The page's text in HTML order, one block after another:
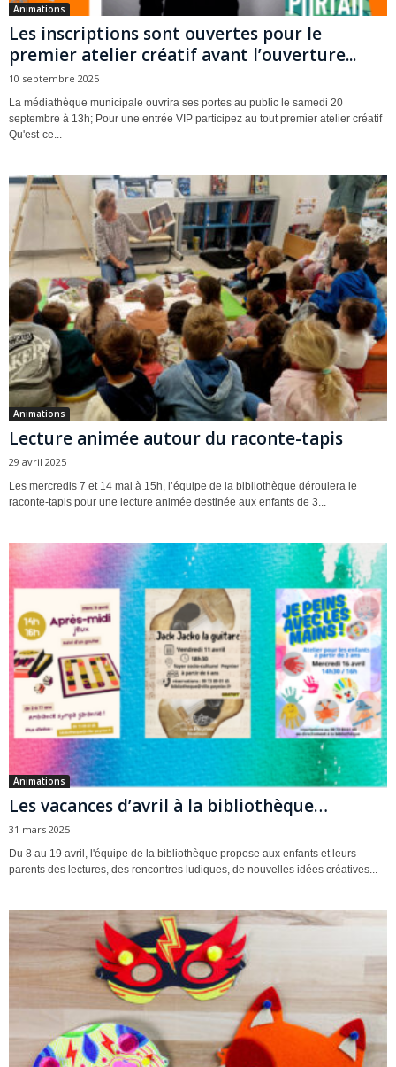
Animations
Les inscriptions sont ouvertes pour le
premier atelier créatif avant l’ouverture...
10 septembre 2025
La médiathèque municipale ouvrira ses portes au public le samedi 20
septembre à 13h; Pour une entrée VIP participez au tout premier atelier créatif
Qu'est-ce...
Animations
Lecture animée autour du raconte-tapis
29 avril 2025
Les mercredis 7 et 14 mai à 15h, l’équipe de la bibliothèque déroulera le
raconte-tapis pour une lecture animée destinée aux enfants de 3...
Animations
Les vacances d’avril à la bibliothèque…
31 mars 2025
Du 8 au 19 avril, l'équipe de la bibliothèque propose aux enfants et leurs
parents des lectures, des rencontres ludiques, de nouvelles idées créatives...